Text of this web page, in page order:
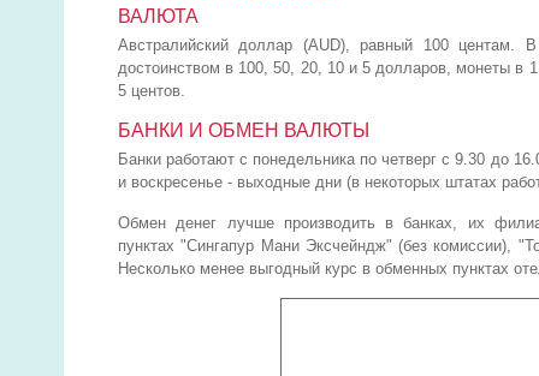
ВАЛЮТА
Австралийский доллар (AUD), равный 100 центам.
достоинством в 100, 50, 20, 10 и 5 долларов, монеты в
5 центов.
БАНКИ И ОБМЕН ВАЛЮТЫ
Банки работают с понедельника по четверг с 9.30 до
и воскресенье - выходные дни (в некоторых штатах
Обмен денег лучше производить в банках, их
пунктах "Сингапур Мани Эксчейндж" (без комиссии),
Несколько менее выгодный курс в обменных пунктах